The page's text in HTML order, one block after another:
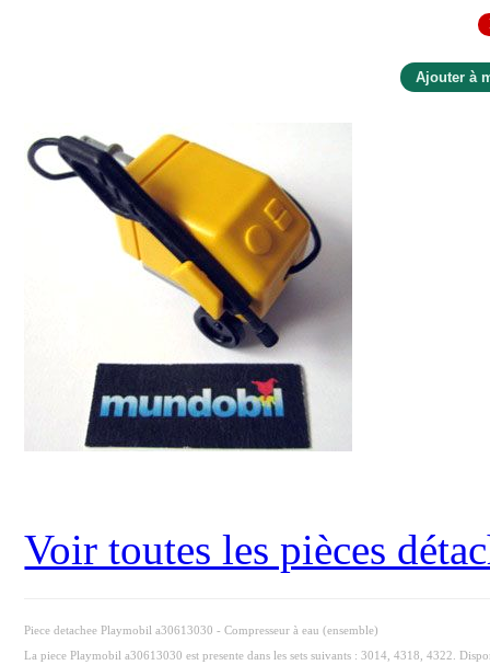
Voir toutes les pièces
Piece detachee Playmobil a30613030 - Compresseur à eau (ensemble)
La piece Playmobil a30613030 est presente dans les sets suivants : 3014, 4318, 4322.